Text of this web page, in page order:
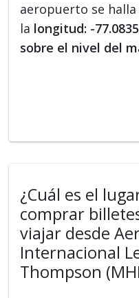
aeropuerto se halla
la longitud: -
sobre el nivel del
¿Cuál es el
comprar
viajar desde
Internacional
Thompson